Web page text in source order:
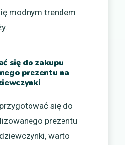
modnym trendem
się do zakupu
prezentu na
się do
prezentu
warto